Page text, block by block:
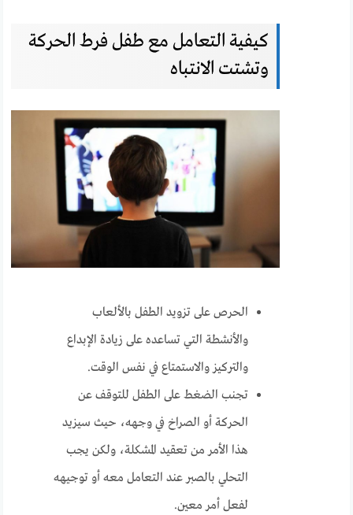
كيفية التعامل مع طفل فرط الحركة
وتشتت الانتباه
الحرص على تزويد الطفل بالألعاب
والأنشطة التي تساعده على زيادة الإبداع
والتركيز والاستمتاع في نفس الوقت.
تجنب الضغط على الطفل للتوقف عن
الحركة أو الصراخ في وجهه، حيث سيزيد
هذا الأمر من تعقيد المشكلة، ولكن يجب
التحلي بالصبر عند التعامل معه أو توجيهه
لفعل أمر معين.